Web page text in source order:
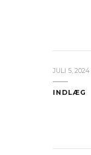
JULI 5, 2024
INDLÆG